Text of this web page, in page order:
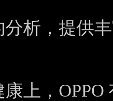
分析，提供
上，